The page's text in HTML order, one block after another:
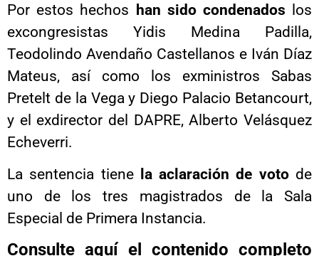
Por estos hechos han sido condenados los
excongresistas Yidis Medina Padilla,
Teodolindo Avendaño Castellanos e Iván Díaz
Mateus, así como los exministros Sabas
Pretelt de la Vega y Diego Palacio Betancourt,
y el exdirector del DAPRE, Alberto Velásquez
Echeverri.
La sentencia tiene
la aclaración de votode
uno de los tres magistrados de la Sala
Especial de Primera Instancia.
Consulte aquí el contenido completo